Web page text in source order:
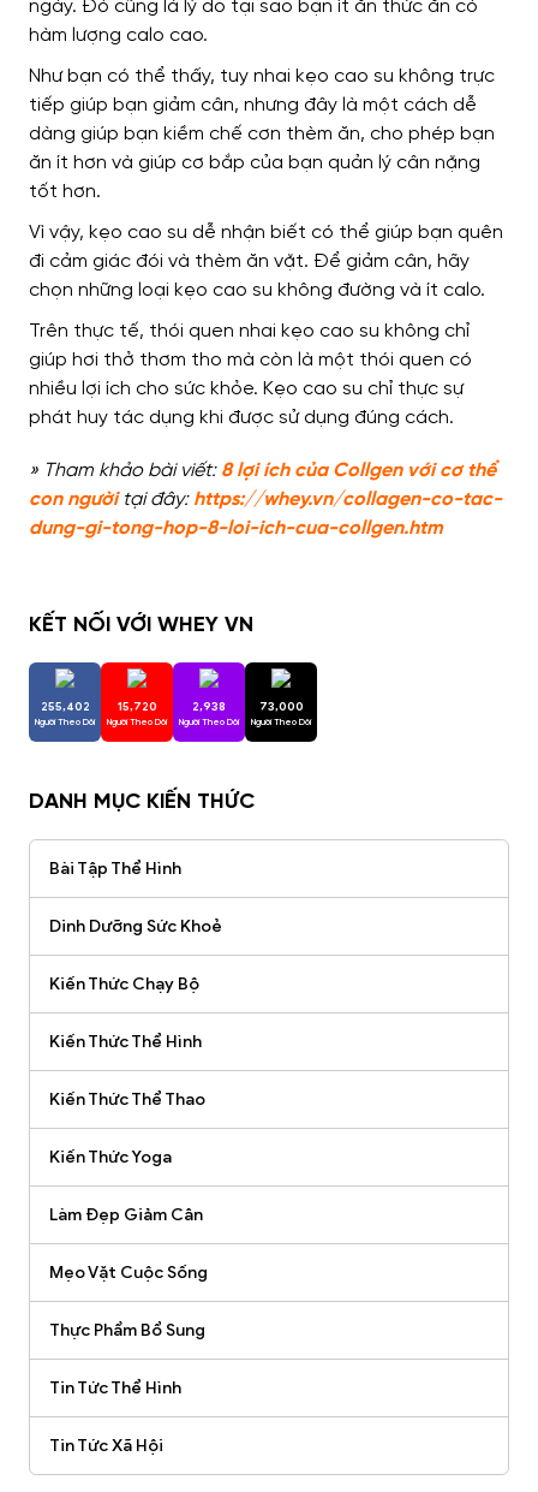
ngày. Đó cũng là lý do tại sao bạn ít ăn thức ăn có
hàm lượng calo cao.
Như bạn có thể thấy, tuy nhai kẹo cao su không trực
tiếp giúp bạn giảm cân, nhưng đây là một cách dễ
dàng giúp bạn kiềm chế cơn thèm ăn, cho phép bạn
ăn ít hơn và giúp cơ bắp của bạn quản lý cân nặng
tốt hơn.
Vì vậy, kẹo cao su dễ nhận biết có thể giúp bạn quên
đi cảm giác đói và thèm ăn vặt. Để giảm cân, hãy
chọn những loại kẹo cao su không đường và ít calo.
Trên thực tế, thói quen nhai kẹo cao su không chỉ
giúp hơi thở thơm tho mà còn là một thói quen có
nhiều lợi ích cho sức khỏe. Kẹo cao su chỉ thực sự
phát huy tác dụng khi được sử dụng đúng cách.
» Tham khảo bài viết: 8 lợi ích của Collgen với cơ thể
con người tại đây: https://whey.vn/collagen-co-tac-
dung-gi-tong-hop-8-loi-ich-cua-collgen.htm
KẾT NỐI VỚI WHEY VN
255,402
Người Theo Dõi
15,720
Người Theo Dõi
2,938
Người Theo Dõi
73,000
Người Theo Dõi
DANH MỤC KIẾN THỨC
Bài Tập Thể Hình
Dinh Dưỡng Sức Khoẻ
Kiến Thức Chạy Bộ
Kiến Thức Thể Hình
Kiến Thức Thể Thao
Kiến Thức Yoga
Làm Đẹp Giảm Cân
Mẹo Vặt Cuộc Sống
Thực Phẩm Bổ Sung
Tin Tức Thể Hình
Tin Tức Xã Hội